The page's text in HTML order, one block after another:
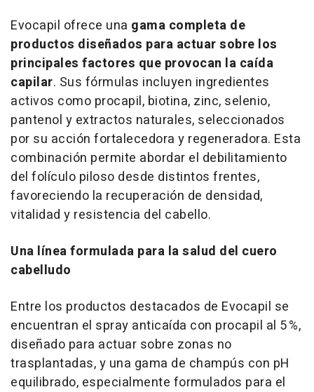
Evocapil ofrece una gama completa de
productos diseñados para actuar sobre los
principales factores que provocan la caída
capilar. Sus fórmulas incluyen ingredientes
activos como procapil, biotina, zinc, selenio,
pantenol y extractos naturales, seleccionados
por su acción fortalecedora y regeneradora. Esta
combinación permite abordar el debilitamiento
del folículo piloso desde distintos frentes,
favoreciendo la recuperación de densidad,
vitalidad y resistencia del cabello.
Una línea formulada para la salud del cuero
cabelludo
Entre los productos destacados de Evocapil se
encuentran el spray anticaída con procapil al 5 %,
diseñado para actuar sobre zonas no
trasplantadas, y una gama de champús con pH
equilibrado, especialmente formulados para el